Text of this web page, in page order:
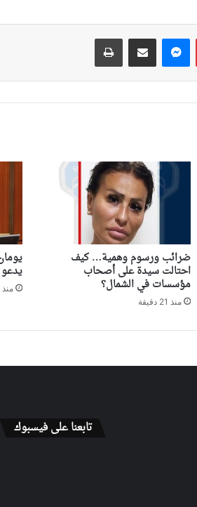
بينتيريستماسنجر مشاركة عبر البريد طباعة
ضرائب ورسوم وهمية… كيف
احتالت سيدة على أصحاب
مؤسسات في الشمال؟
منذ 21 دقيقة
منذ 31 دقيقة
تابعنا على فيسبوك